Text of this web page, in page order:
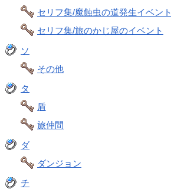
セリフ集/魔蝕虫の道発生イベント
セリフ集/旅のかじ屋のイベント
ソ
その他
タ
盾
旅仲間
ダ
ダンジョン
チ